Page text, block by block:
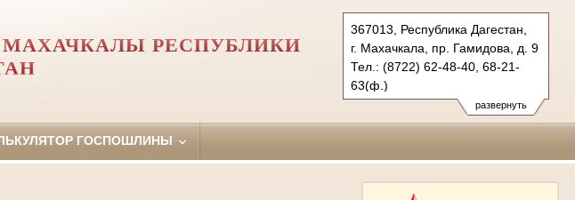
развернуть
367013, Республика Дагестан,
г. Махачкала, пр. Гамидова, д. 9
Тел.: (8722) 62-48-40, 68-21-
63(ф.)
lenynskiy.dag@sudrf.ru
РЕСПУБЛИКИ
ГОСПОШЛИНЫ